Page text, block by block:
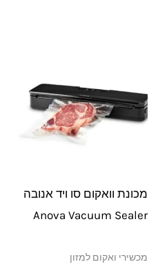
מכונת וואקום סו ויד אנובה
Anova Vacuum Sealer
מכשירי ואקום למזון